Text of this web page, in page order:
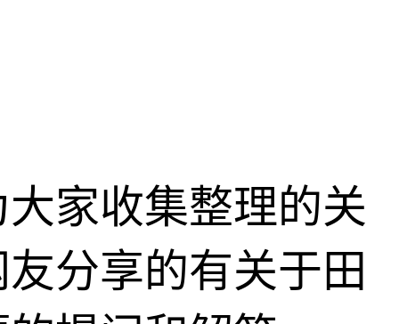
家收集整理的关
分享的有关于田